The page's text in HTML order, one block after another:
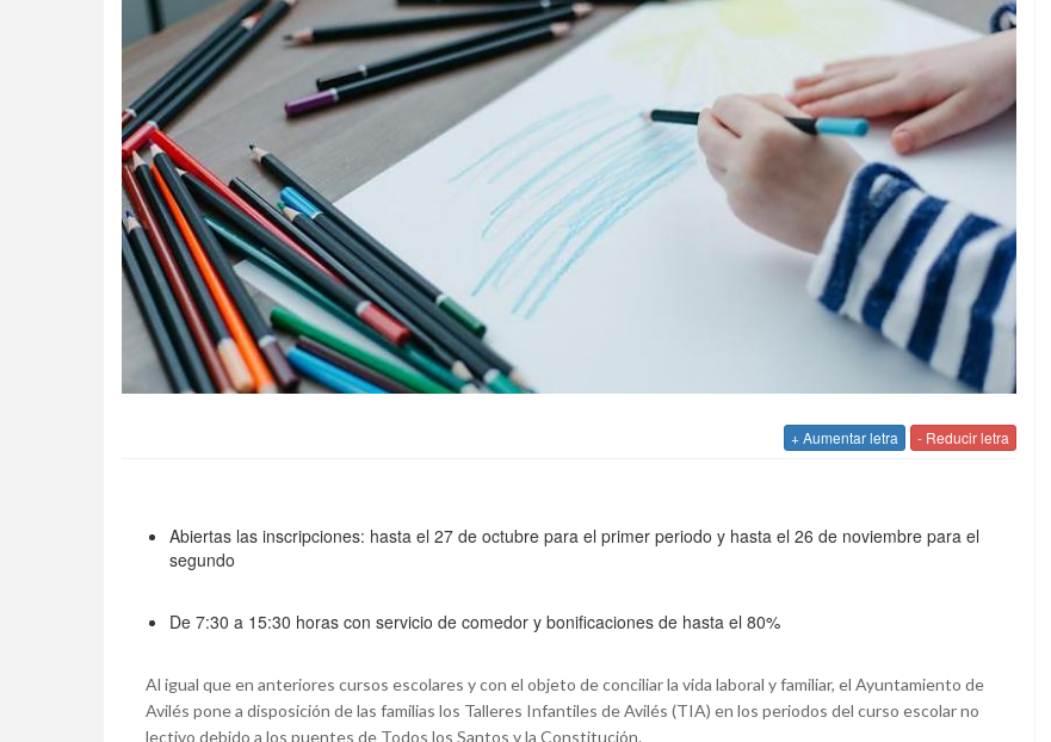
+ Aumentar letra - Reducir letra
Abiertas las inscripciones: hasta el 27 de octubre para el primer periodo y hasta el 26 de noviembre para el
segundo
De 7:30 a 15:30 horas con servicio de comedor y bonificaciones de hasta el 80%
Al igual que en anteriores cursos escolares y con el objeto de conciliar la vida laboral y familiar, el Ayuntamiento de
Avilés pone a disposición de las familias los Talleres Infantiles de Avilés (TIA) en los periodos del curso escolar no
lectivo debido a los puentes de Todos los Santos y la Constitución.